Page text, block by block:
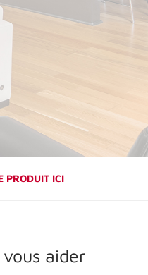
PRODUIT ICI
aider